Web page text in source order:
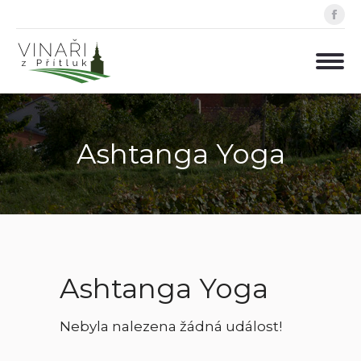
Ashtanga Yoga
Ashtanga Yoga
Nebyla nalezena žádná událost!